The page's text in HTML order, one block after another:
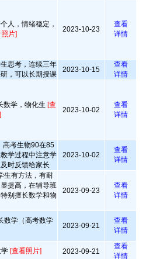
人，情绪稳定，
片]
2023-10-23
查看
详情
思考，连续三年
，可以长期授课
2023-10-15
查看
详情
数学，物化生 [查
2023-10-02
查看
详情
高考生物90在85
学过程中注意学
时反馈给家长
2023-10-02
查看
详情
生有方法，有耐
提高，在辅导班
别擅长数学和物
2023-09-23
查看
详情
数学（高考数学
2023-09-21
查看
详情
[查看照片] 2023-09-21
查看
详情